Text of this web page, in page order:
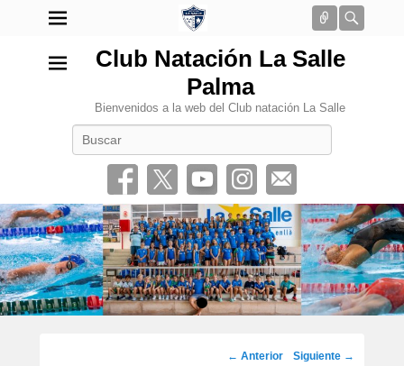
Conectar
Club Natación La Salle
Palma
Bienvenidos a la web del Club natación La Salle
•
Navegación
← Anterior Siguiente →